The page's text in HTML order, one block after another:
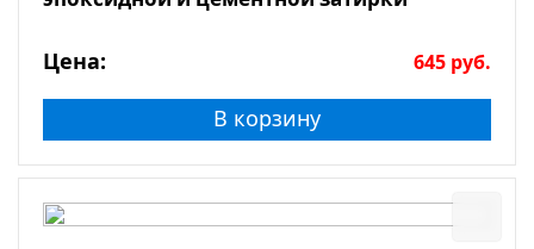
Цена: 645 руб.
В корзину